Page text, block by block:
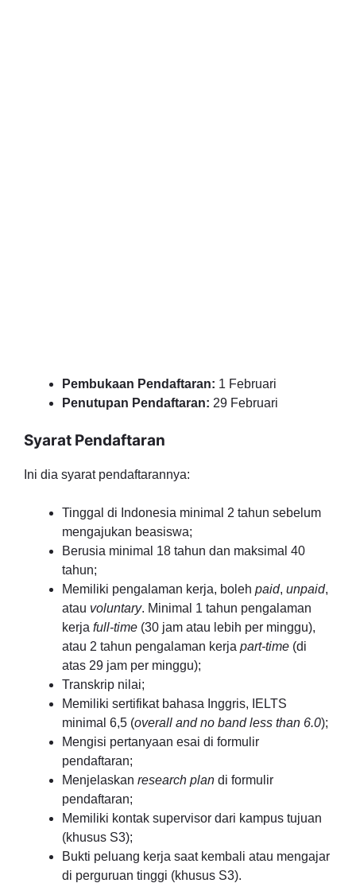
Pembukaan Pendaftaran: 1 Februari
Penutupan Pendaftaran: 29 Februari
Syarat Pendaftaran
Ini dia syarat pendaftarannya:
Tinggal di Indonesia minimal 2 tahun sebelum
mengajukan beasiswa;
Berusia minimal 18 tahun dan maksimal 40
tahun;
Memiliki pengalaman kerja, boleh paid, unpaid,
atau voluntary. Minimal 1 tahun pengalaman
kerja full-time (30 jam atau lebih per minggu),
atau 2 tahun pengalaman kerja part-time (di
atas 29 jam per minggu);
Transkrip nilai;
Memiliki sertifikat bahasa Inggris, IELTS
minimal 6,5 (overall and no band less than 6.0);
Mengisi pertanyaan esai di formulir
pendaftaran;
Menjelaskan research plan di formulir
pendaftaran;
Memiliki kontak supervisor dari kampus tujuan
(khusus S3);
Bukti peluang kerja saat kembali atau mengajar
di perguruan tinggi (khusus S3).